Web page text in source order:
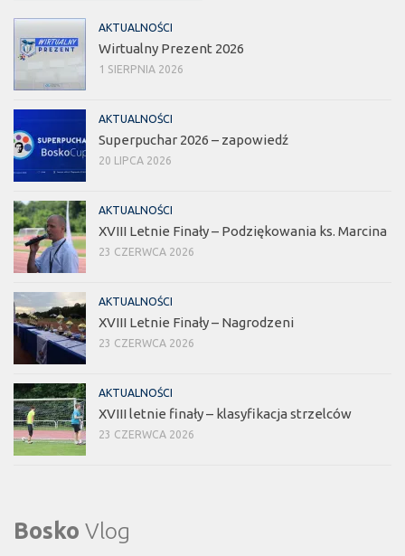
AKTUALNOŚCI
Wirtualny Prezent 2026
1 SIERPNIA 2026
AKTUALNOŚCI
Superpuchar 2026 – zapowiedź
20 LIPCA 2026
AKTUALNOŚCI
XVIII Letnie Finały – Podziękowania ks. Marcina
23 CZERWCA 2026
AKTUALNOŚCI
XVIII Letnie Finały – Nagrodzeni
23 CZERWCA 2026
AKTUALNOŚCI
XVIII letnie finały – klasyfikacja strzelców
23 CZERWCA 2026
Bosko Vlog